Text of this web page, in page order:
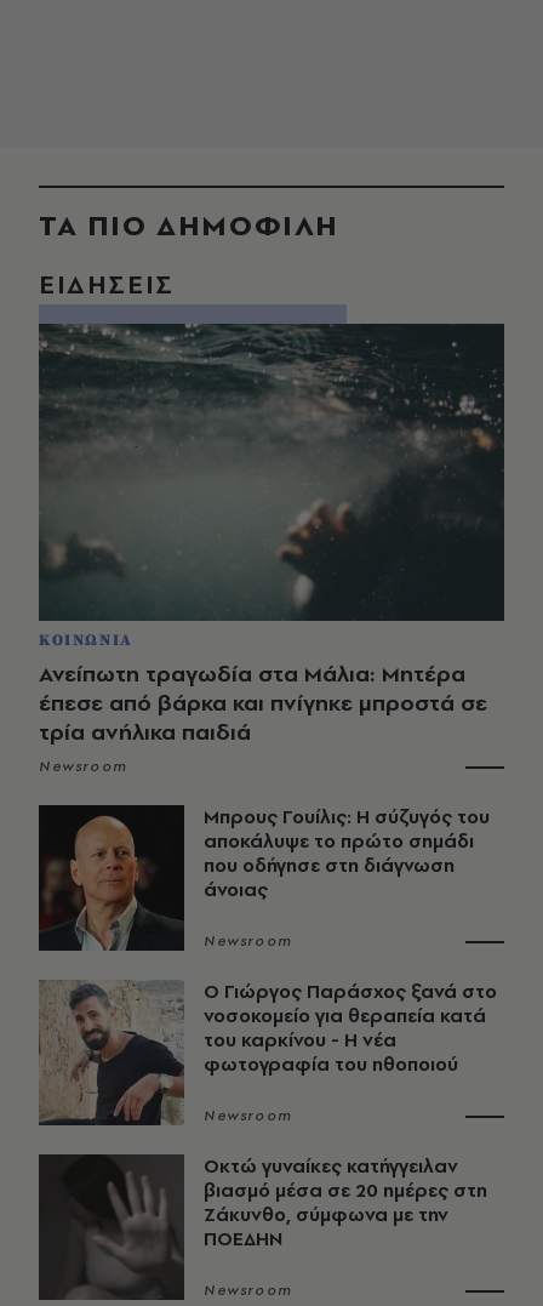
ΤΑ ΠΙΟ ΔΗΜΟΦΙΛΗ
ΕΙΔΗΣΕΙΣ
ΚΟΙΝΩΝΙΑ
Ανείπωτη τραγωδία στα Μάλια: Μητέρα
έπεσε από βάρκα και πνίγηκε μπροστά σε
τρία ανήλικα παιδιά
Newsroom
Μπρους Γουίλις: Η σύζυγός του
αποκάλυψε το πρώτο σημάδι
που οδήγησε στη διάγνωση
άνοιας
Newsroom
O Γιώργος Παράσχος ξανά στο
νοσοκομείο για θεραπεία κατά
του καρκίνου - Η νέα
φωτογραφία του ηθοποιού
Newsroom
Οκτώ γυναίκες κατήγγειλαν
βιασμό μέσα σε 20 ημέρες στη
Ζάκυνθο, σύμφωνα με την
ΠΟΕΔΗΝ
Newsroom